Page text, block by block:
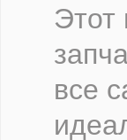
Этот
все